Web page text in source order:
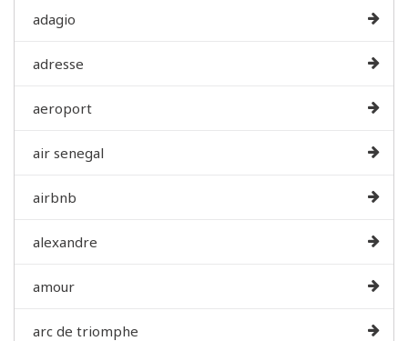
adagio
adresse
aeroport
air senegal
airbnb
alexandre
amour
arc de triomphe